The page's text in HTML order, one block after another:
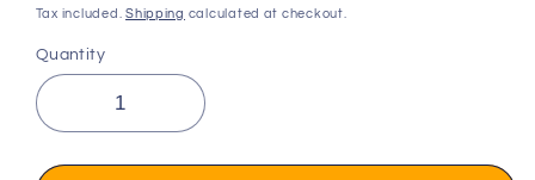
Tax included.Shipping calculated at checkout.
Quantity